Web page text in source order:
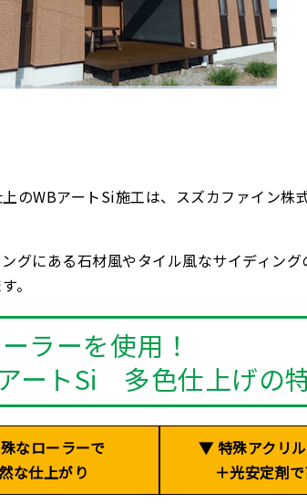
のWBアートSi施工は、スズカファイン株
グにある石材風やタイル風なサイディン
。
ラーを使用！
ートSi 多色仕上げの
なローラーで
な仕上がり
▼ 特殊アクリ
＋光安定剤